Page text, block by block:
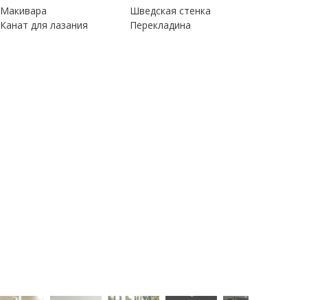
Макивара
Шведская стенка
Канат для лазания
Перекладина